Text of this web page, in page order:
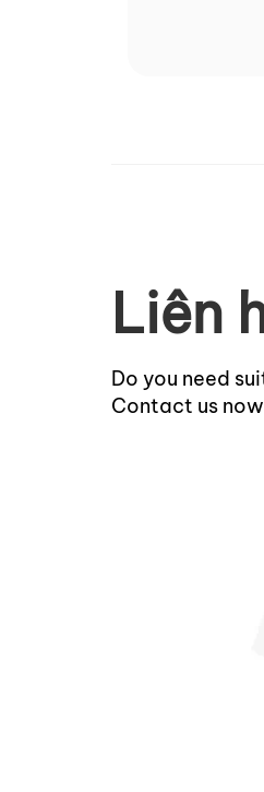
Liên
Do you need
Contact us